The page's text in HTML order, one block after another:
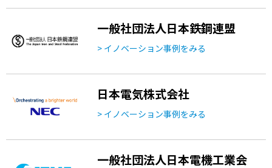
一般社団法人日本鉄鋼連盟
> イノベーション事例をみる
日本電気株式会社
> イノベーション事例をみる
一般社団法人日本電機工業会